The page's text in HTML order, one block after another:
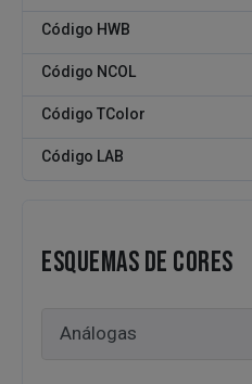
Código HWB
Código NCOL
Código TColor
Código LAB
ESQUEMAS DE CORES